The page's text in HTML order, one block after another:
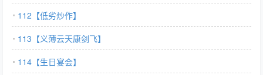
112【低劣炒作】
113【义薄云天康剑飞】
114【生日宴会】